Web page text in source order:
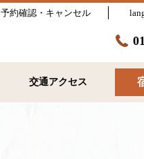
予約確認・キャンセル
交通アクセス